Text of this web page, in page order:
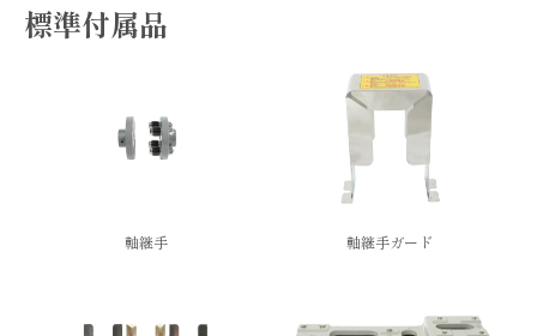
標準付属品
軸継手 軸継手ガード